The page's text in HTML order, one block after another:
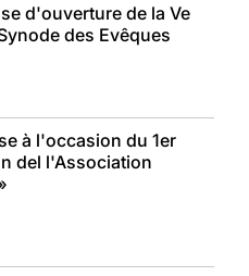
d'ouverture de la Ve
des Evêques
à l'occasion du 1er
del l'Association